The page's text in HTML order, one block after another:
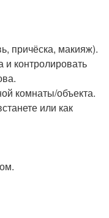
причёска, макияж).
и контролировать
комнаты/объекта.
или как